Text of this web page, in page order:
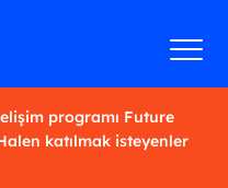
programı Future
katılmak isteyenler